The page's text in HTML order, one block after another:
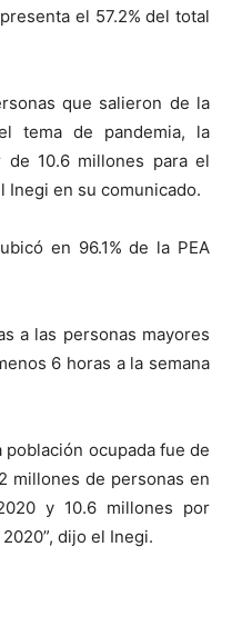
el 57.2% del total
que salieron de la
tema de pandemia, la
de 10.6 millones para el
Inegi en su comunicado.
en 96.1% de la PEA
a las personas mayores
6 horas a la semana
población ocupada fue de
millones de personas en
y 10.6 millones por
dijo el Inegi.